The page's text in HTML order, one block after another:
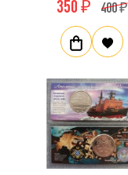
350 ₽ 400 ₽